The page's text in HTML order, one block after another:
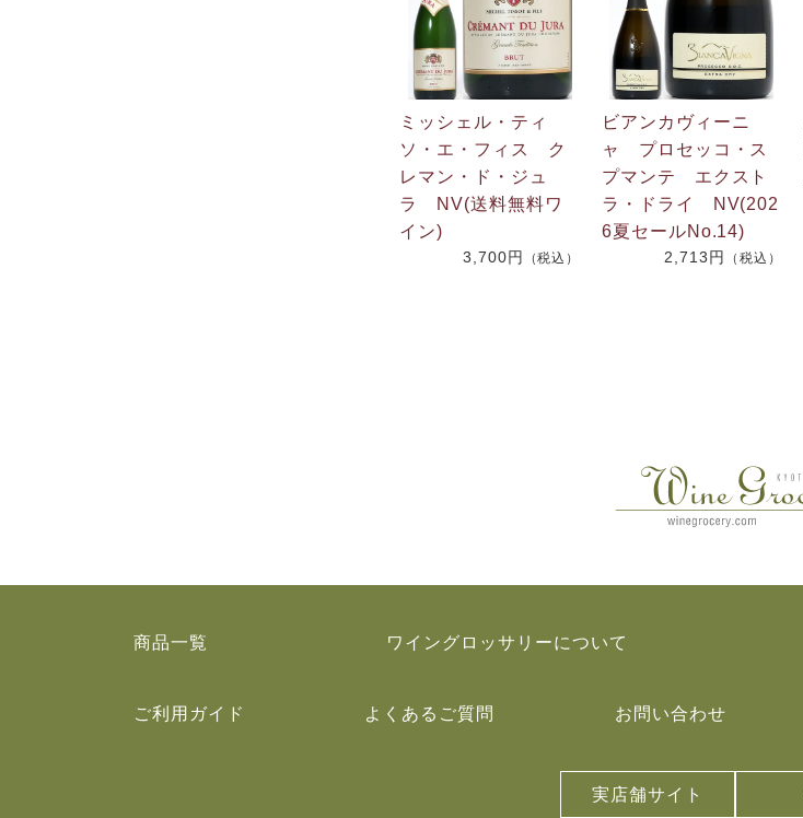
ミッシェル・ティ
ソ・エ・フィス ク
レマン・ド・ジュ
ラ NV(送料無料ワ
イン)
3,700円 （税込）
ビアンカヴィーニ
ャ プロセッコ・ス
プマンテ エクスト
ラ・ドライ NV(202
6夏セールNo.14)
2,713円 （税込）
商品一覧 ワイングロッサリーについて
ご利用ガイド よくあるご質問 お問い合わせ
実店舗サイト